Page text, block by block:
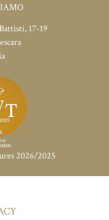
17-19
2026/2025